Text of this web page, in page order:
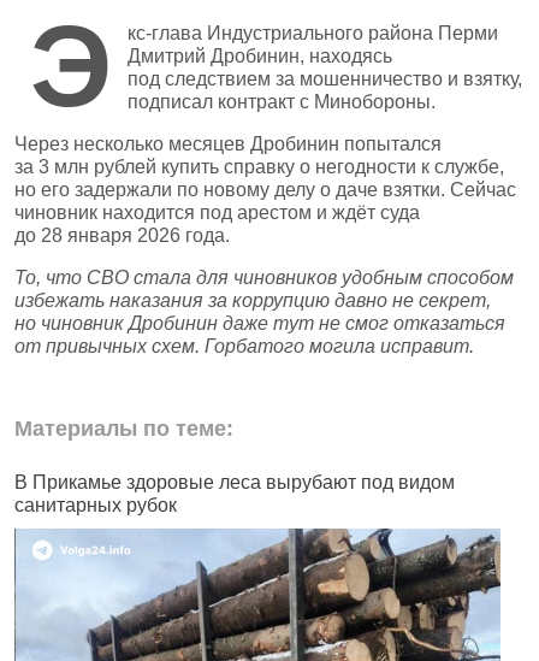
Э
кс‑глава Индустриального района Перми
Дмитрий Дробинин, находясь
под следствием за мошенничество и взятку,
подписал контракт с Минобороны.
Через несколько месяцев Дробинин попытался
за 3 млн рублей купить справку о негодности к службе,
но его задержали по новому делу о даче взятки. Сейчас
чиновник находится под арестом и ждёт суда
до 28 января 2026 года.
То, что СВО стала для чиновников удобным способом
избежать наказания за коррупцию давно не секрет,
но чиновник Дробинин даже тут не смог отказаться
от привычных схем. Горбатого могила исправит.
Материалы по теме:
В Прикамье здоровые леса вырубают под видом
санитарных рубок